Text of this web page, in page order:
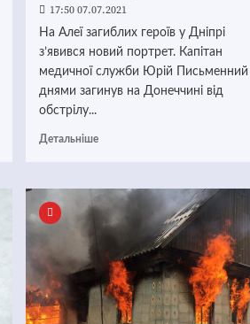
17:50 07.07.2021
На Алеї загиблих героїв у Дніпрі
з’явився новий портрет. Капітан
медичної служби Юрій Письменний
днями загинув на Донеччині від
обстрілу...
Детальніше